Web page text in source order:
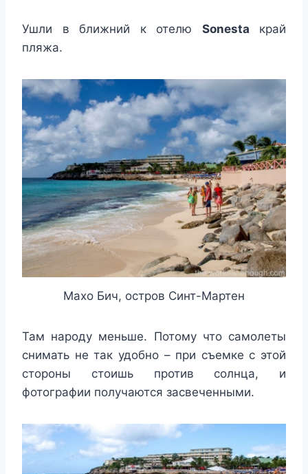
Ушли в ближний к отелю Sonesta край
пляжа.
Махо Бич, остров Синт-Мартен
Там народу меньше. Потому что самолеты
снимать не так удобно – при съемке с этой
стороны стоишь против солнца, и
фотографии получаются засвеченными.